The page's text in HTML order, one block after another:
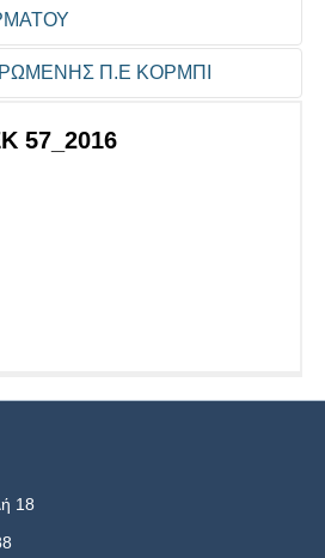
Π.Ε ΚΟΡΜΠΙ
57_2016
18